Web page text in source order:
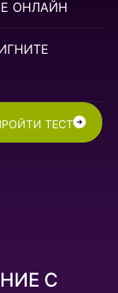
ТЕСТ
ОНЛАЙН
С